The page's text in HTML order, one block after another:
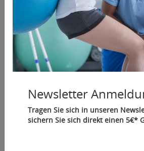
Newsletter
Tragen Sie sich in unseren
sichern Sie sich direkt einen 5€*
Wasserbad eco
Artikelnummer: 30745
Wasserbad für Einsteiger